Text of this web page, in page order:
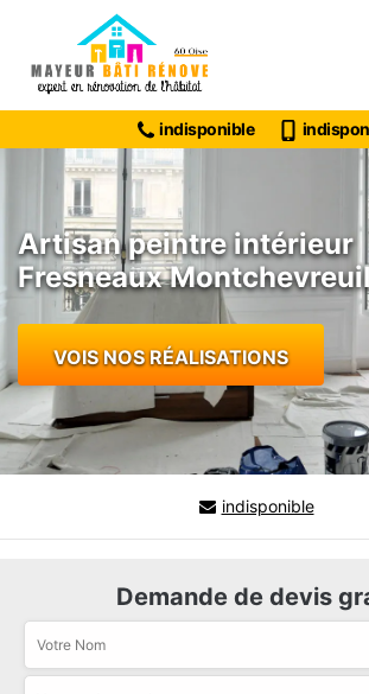
indisponible
Artisan peintre intérieur
Fresneaux
VOIS NOS RÉALISATIONS
indisponible
Demande de devis